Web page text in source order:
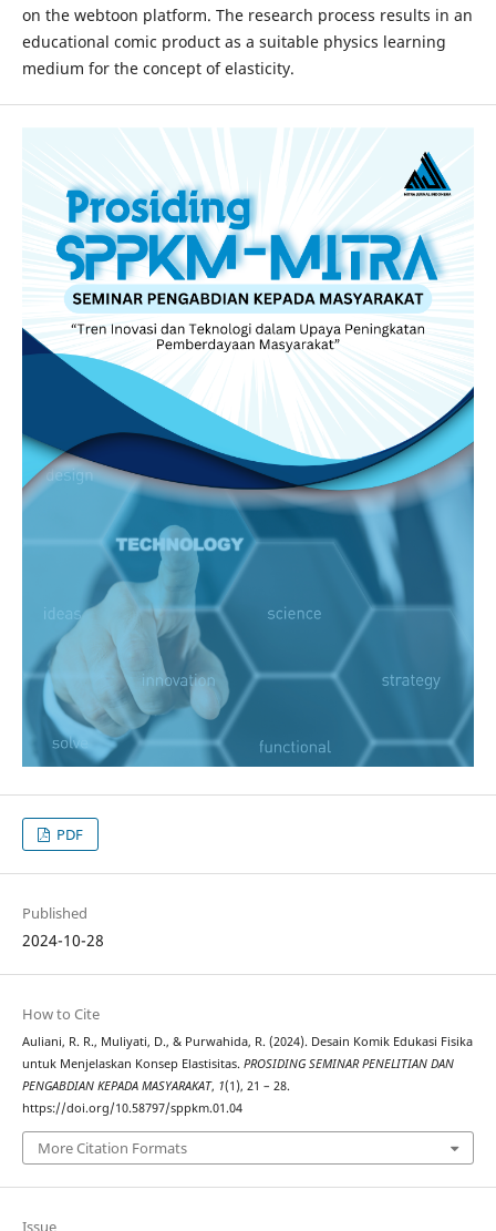
on the webtoon platform. The research process results in an
educational comic product as a suitable physics learning
medium for the concept of elasticity.
PDF
Published
2024-10-28
How to Cite
Auliani, R. R., Muliyati, D., & Purwahida, R. (2024). Desain Komik Edukasi Fisika
untuk Menjelaskan Konsep Elastisitas. PROSIDING SEMINAR PENELITIAN DAN
PENGABDIAN KEPADA MASYARAKAT, 1(1), 21 – 28.
https://doi.org/10.58797/sppkm.01.04
More Citation Formats
Issue